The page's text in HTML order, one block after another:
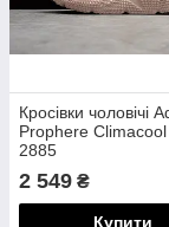
Кросівки чоловічі
Prophere
2885
2 549 ₴
Купити